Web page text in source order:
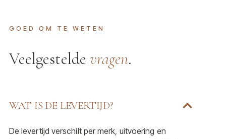
GOED OM TE WETEN
Veelgestelde vragen.
WAT IS DE LEVERTIJD?
De levertijd verschilt per merk, uitvoering en